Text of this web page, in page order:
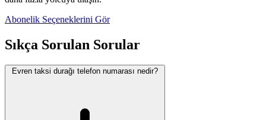
Abonelik Seçeneklerini Gör
Sıkça Sorulan Sorular
Evren taksi durağı telefon numarası nedir?